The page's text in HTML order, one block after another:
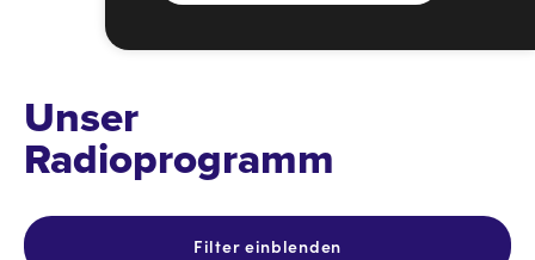
Unser
Radioprogramm
Filter einblenden